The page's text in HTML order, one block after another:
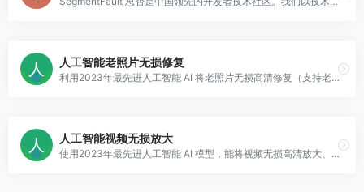
人工智能老照片无损修复
利用2023年最先进人工智能 AI 将老照片无损高清修复（支持老照片修复、老照片上色和魔法动态照片
人工智能视频无损放大
使用2023年最先进人工智能 AI 模型，能将视频无损高清放大、增强画质、智能补帧使画面丝滑流畅栩栩如生同时支持黑白视频上色和慢动作